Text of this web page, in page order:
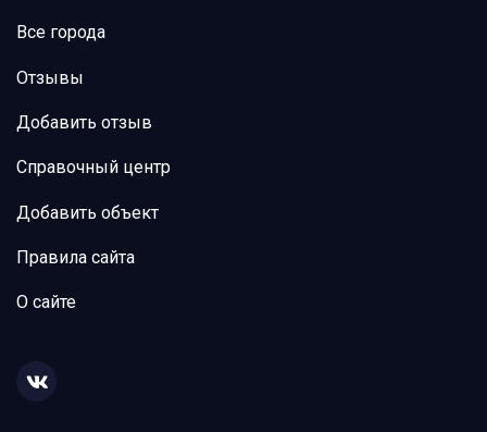
Все города
Отзывы
Добавить отзыв
Справочный центр
Добавить объект
Правила сайта
О сайте